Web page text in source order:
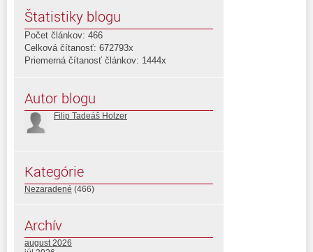
Štatistiky blogu
Počet článkov: 466
Celková čítanosť: 672793x
Priemerná čítanosť článkov: 1444x
Autor blogu
Filip Tadeáš Holzer
Kategórie
Nezaradené (466)
Archív
august 2026